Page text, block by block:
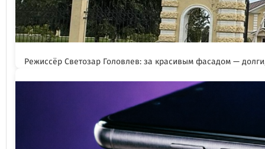
Режиссёр Светозар Головлев: за красивым фасадом —